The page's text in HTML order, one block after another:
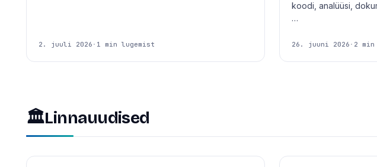
2. juuli 2026 · 1 min lugemist
koodi, analüüsi,
…
26. juuni 2026 · 2
🏛Linnauudised